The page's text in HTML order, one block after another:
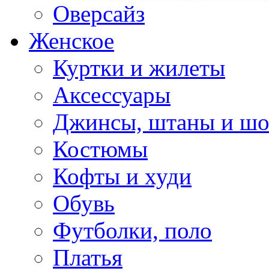
Оверсайз
Женское
Куртки и жилеты
Аксессуары
Джинсы, штаны и
Костюмы
Кофты и худи
Обувь
Футболки, поло
Платья